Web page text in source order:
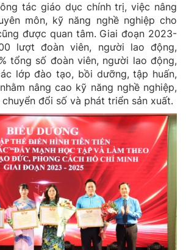
tác giáo dục chính trị, việc nâng
môn, kỹ năng nghề nghiệp cho
được quan tâm. Giai đoạn 2023-
lượt đoàn viên, người lao động,
tổng số đoàn viên, người lao động,
lớp đào tạo, bồi dưỡng, tập huấn,
nâng cao kỹ năng nghề nghiệp,
đổi số và phát triển sản xuất.